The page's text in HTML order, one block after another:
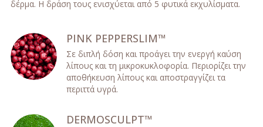
δέρμα. Η δράση τους ενισχύεται από 5 φυτικά εκχυλίσματα.
PINK PEPPERSLIM™
Σε διπλή δόση και προάγει την ενεργή καύση
λίπους και τη μικροκυκλοφορία. Περιορίζει την
αποθήκευση λίπους και αποστραγγίζει τα
περιττά υγρά.
DERMOSCULPT™